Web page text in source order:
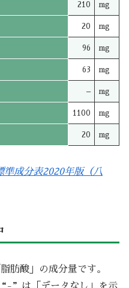
210 mg
20 mg
96 mg
63 mg
– mg
1100 mg
20 mg
成分表2020年版（八
肪酸」の成分量です。